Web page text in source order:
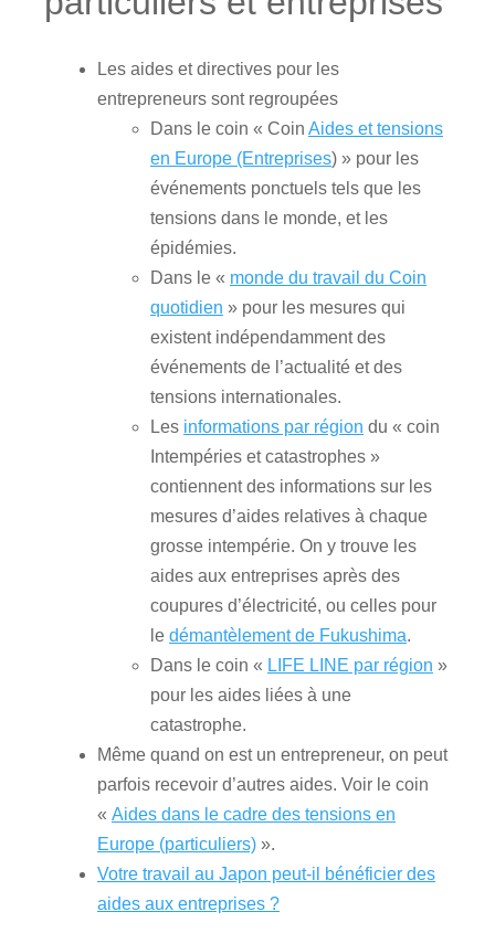
Les aides et directives pour les
entrepreneurs sont regroupées
Dans le coin « Coin Aides et tensions
en Europe (Entreprises) » pour les
événements ponctuels tels que les
tensions dans le monde, et les
épidémies.
Dans le « monde du travail du Coin
quotidien » pour les mesures qui
existent indépendamment des
événements de l’actualité et des
tensions internationales.
Les informations par région du « coin
Intempéries et catastrophes »
contiennent des informations sur les
mesures d’aides relatives à chaque
grosse intempérie. On y trouve les
aides aux entreprises après des
coupures d’électricité, ou celles pour
le démantèlement de Fukushima.
Dans le coin « LIFE LINE par région »
pour les aides liées à une
catastrophe.
Même quand on est un entrepreneur, on peut
parfois recevoir d’autres aides. Voir le coin
« Aides dans le cadre des tensions en
Europe (particuliers) ».
Votre travail au Japon peut-il bénéficier des
aides aux entreprises ?